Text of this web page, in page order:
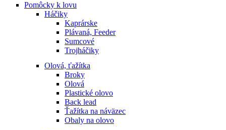
Pomôcky k lovu
Háčiky
Kaprárske
Plávaná, Feeder
Sumcové
Trojháčiky
Olová, ťažítka
Broky
Olová
Plastické olovo
Back lead
Ťažítka na náväzec
Obaly na olovo